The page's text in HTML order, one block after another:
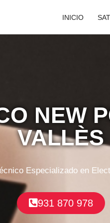
INICIO
NEW
VALLÈS
Especializado en
931 870 978